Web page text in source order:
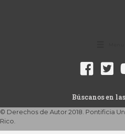
Búscanos en
© Derechos de Autor 2018. Pontificia
Rico.